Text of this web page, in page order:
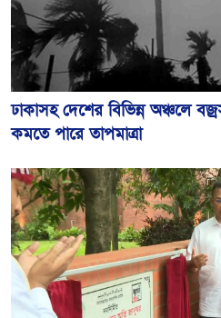
ঢাকাসহ দেশের বিভিন্ন অঞ্চলে
কমতে পারে তাপমাত্রা